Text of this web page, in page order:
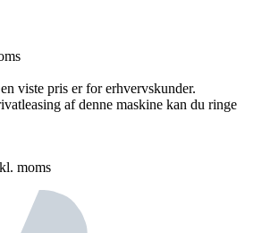
viste pris er for erhvervskunder.
af denne maskine kan du ringe
moms